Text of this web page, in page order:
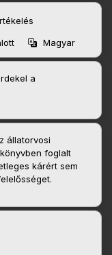
Magyar
a
állatorvosi
foglalt
kárért sem